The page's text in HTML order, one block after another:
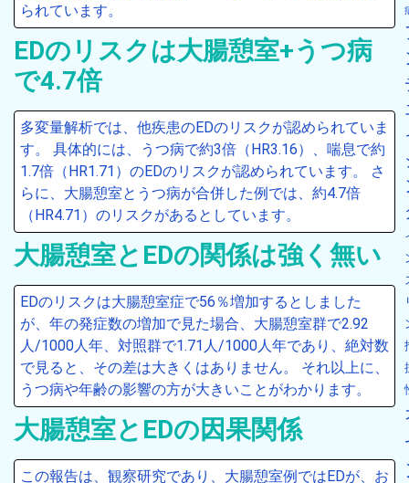
られています。
EDのリスクは大腸憩室+うつ病
で4.7倍
多変量解析では、他疾患のEDのリスクが認められていま
す。 具体的には、うつ病で約3倍（HR3.16）、喘息で約
1.7倍（HR1.71）のEDのリスクが認められています。 さ
らに、大腸憩室とうつ病が合併した例では、約4.7倍
（HR4.71）のリスクがあるとしています。
大腸憩室とEDの関係は強く無い
EDのリスクは大腸憩室症で56％増加するとしました
が、年の発症数の増加で見た場合、大腸憩室群で2.92
人/1000人年、対照群で1.71人/1000人年であり、絶対数
で見ると、その差は大きくはありません。 それ以上に、
うつ病や年齢の影響の方が大きいことがわかります。
大腸憩室とEDの因果関係
この報告は、観察研究であり、大腸憩室例ではEDが、お